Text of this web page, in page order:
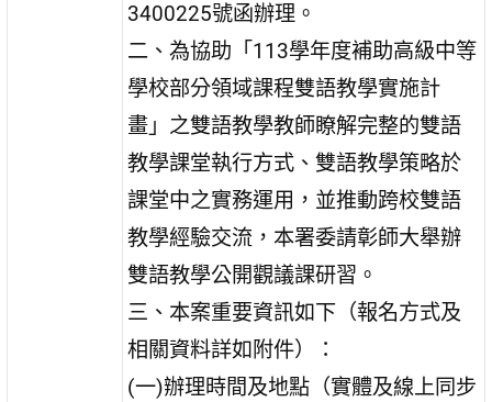
3400225號函辦理。
二、為協助「113學年度補助高級中等
學校部分領域課程雙語教學實施計
畫」之雙語教學教師瞭解完整的雙語
教學課堂執行方式、雙語教學策略於
課堂中之實務運用，並推動跨校雙語
教學經驗交流，本署委請彰師大舉辦
雙語教學公開觀議課研習。
三、本案重要資訊如下（報名方式及
相關資料詳如附件）：
(一)辦理時間及地點（實體及線上同步